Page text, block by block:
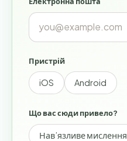
Пристрій
iOS Android
Що вас сюди привело?
Нав’язливе мислення